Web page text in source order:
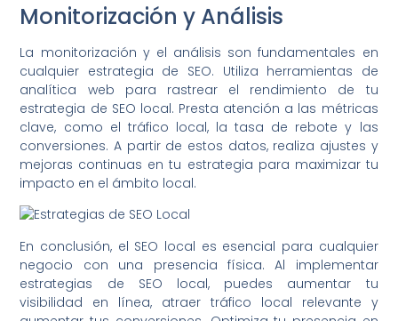
Monitorización y Análisis
La monitorización y el análisis son fundamentales en
cualquier estrategia de SEO. Utiliza herramientas de
analítica web para rastrear el rendimiento de tu
estrategia de SEO local. Presta atención a las métricas
clave, como el tráfico local, la tasa de rebote y las
conversiones. A partir de estos datos, realiza ajustes y
mejoras continuas en tu estrategia para maximizar tu
impacto en el ámbito local.
En conclusión, el SEO local es esencial para cualquier
negocio con una presencia física. Al implementar
estrategias de SEO local, puedes aumentar tu
visibilidad en línea, atraer tráfico local relevante y